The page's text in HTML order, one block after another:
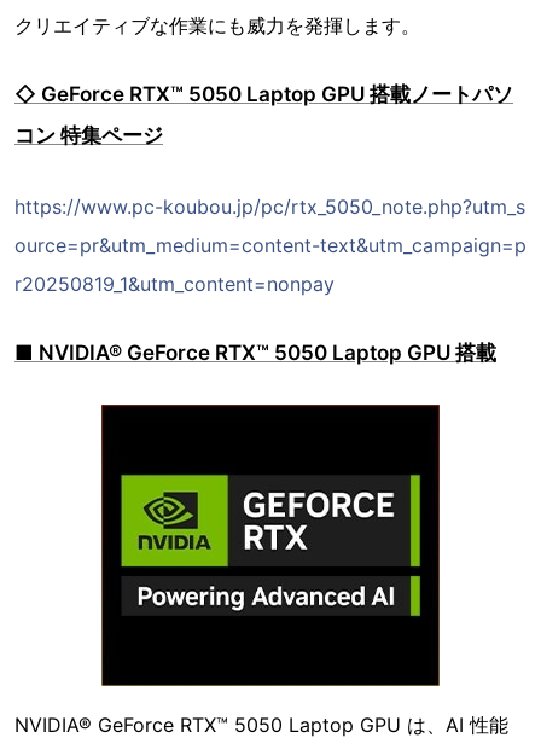
クリエイティブな作業にも威力を発揮します。
◇ GeForce RTX™ 5050 Laptop GPU 搭載ノートパソ
コン 特集ページ
https://www.pc-koubou.jp/pc/rtx_5050_note.php?utm_s
ource=pr&utm_medium=content-text&utm_campaign=p
r20250819_1&utm_content=nonpay
■ NVIDIA® GeForce RTX™ 5050 Laptop GPU 搭載
NVIDIA® GeForce RTX™ 5050 Laptop GPU は、AI 性能